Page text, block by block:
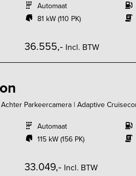
Automaat
81 kW (110 PK)
36.555,- Incl. BTW
Parkeercamera | Adaptive
Automaat
115 kW (156 PK)
33.049,- Incl. BTW